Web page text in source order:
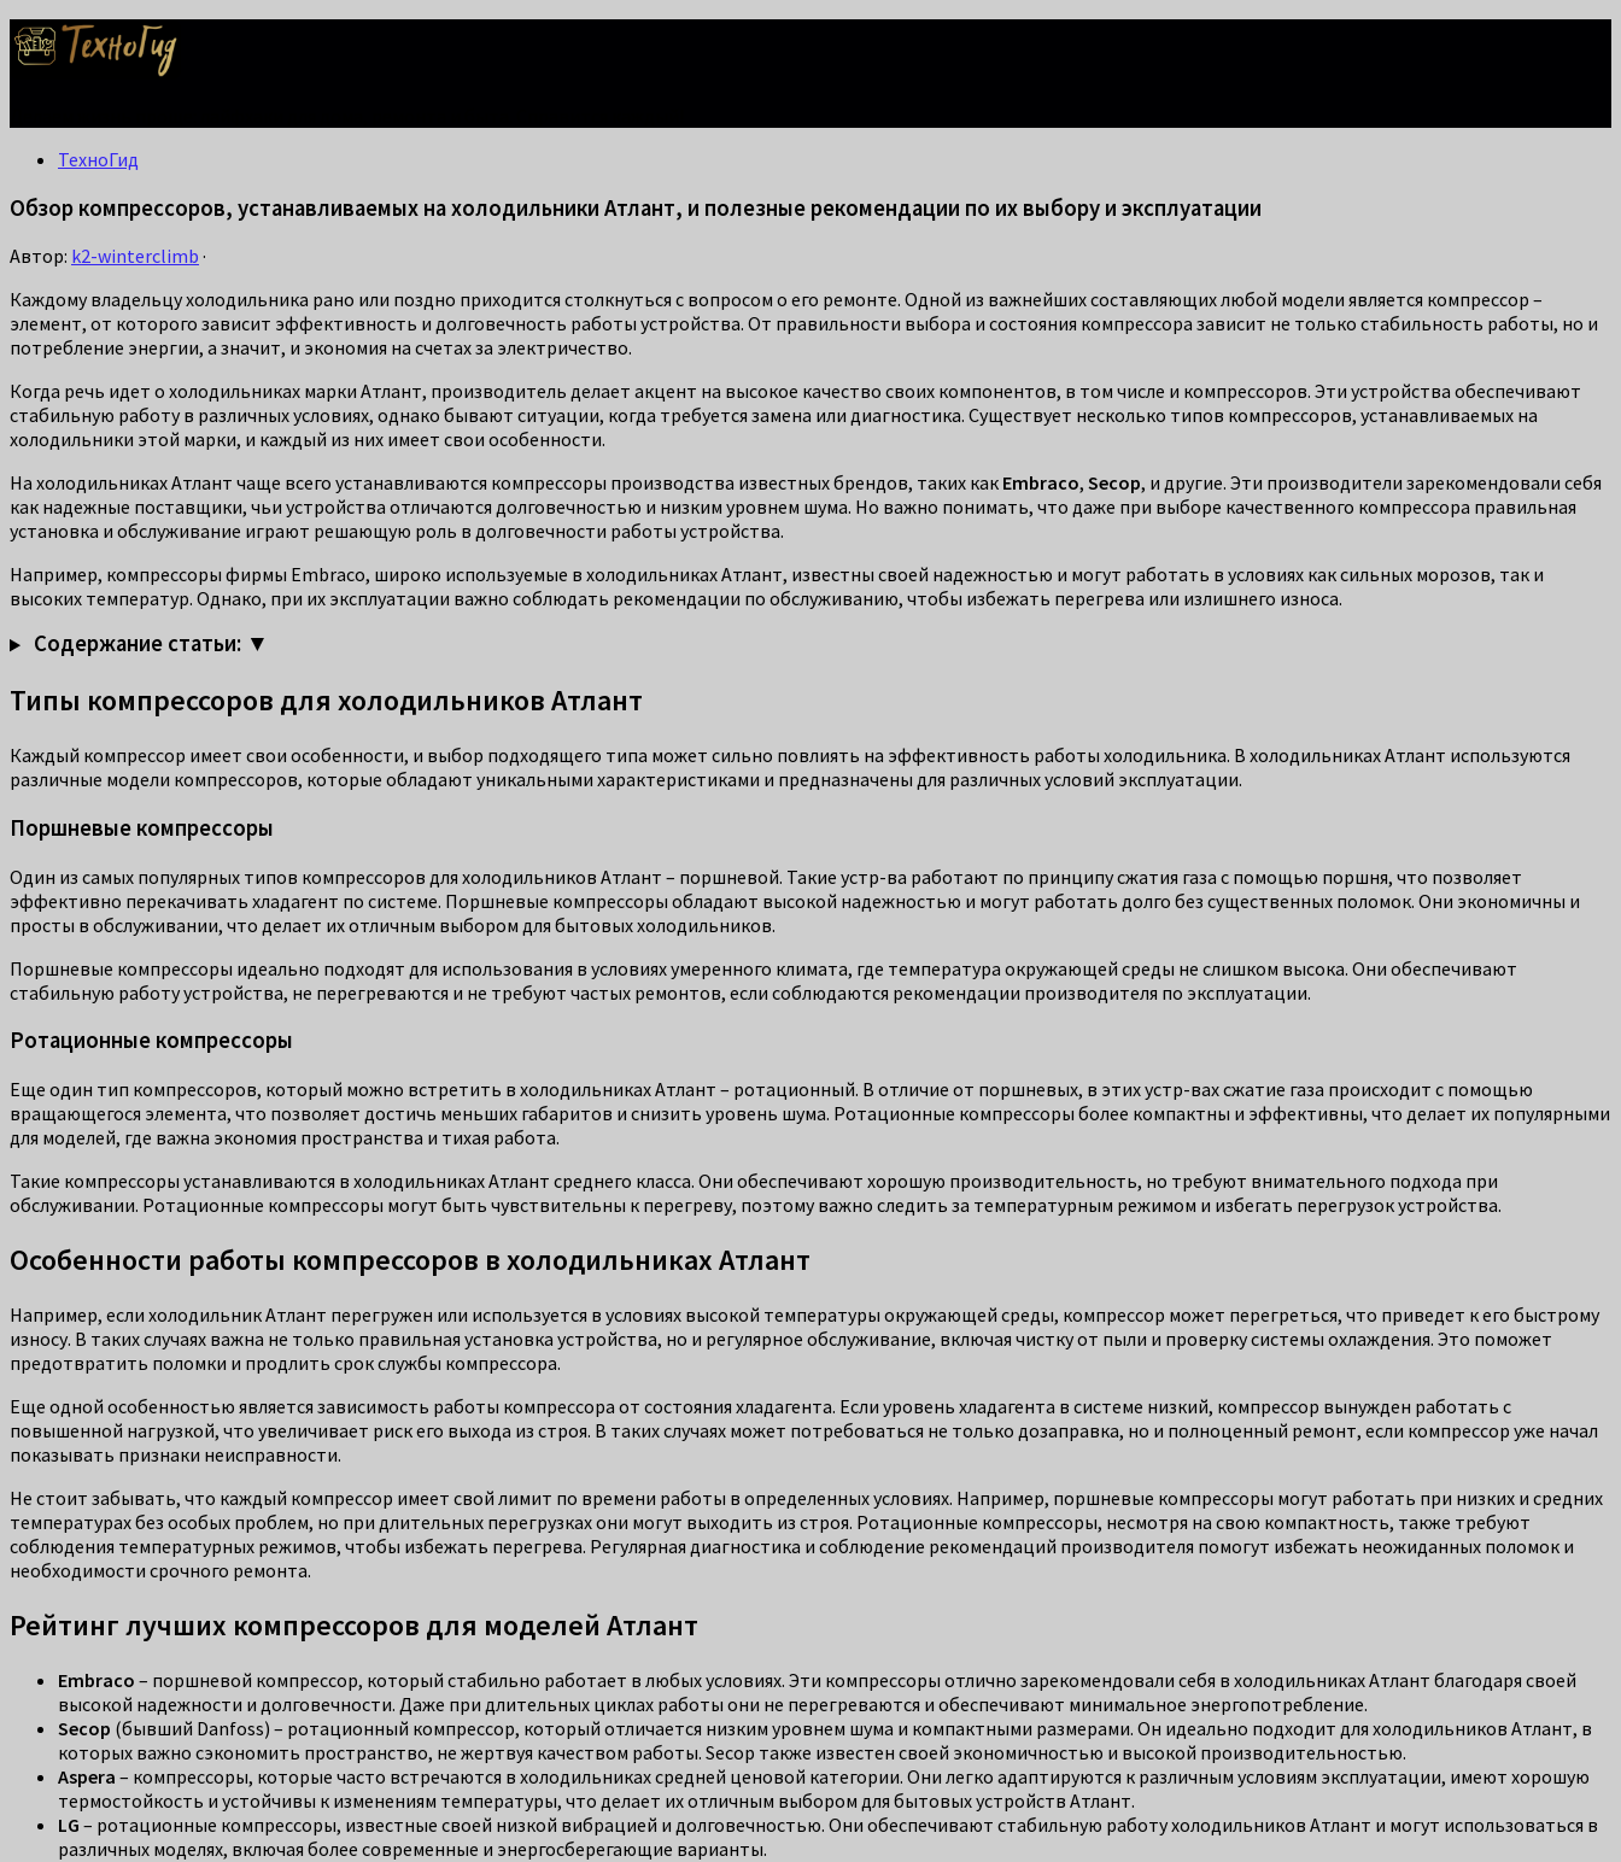
ТехноГид
Обзор компрессоров, устанавливаемых на холодильники Атлант, и полезные рекомендации по их выбору и эксплуатации
Автор: k2-winterclimb ·
Каждому владельцу холодильника рано или поздно приходится столкнуться с вопросом о его ремонте. Одной из важнейших составляющих любой модели является компрессор –
элемент, от которого зависит эффективность и долговечность работы устройства. От правильности выбора и состояния компрессора зависит не только стабильность работы, но и
потребление энергии, а значит, и экономия на счетах за электричество.
Когда речь идет о холодильниках марки Атлант, производитель делает акцент на высокое качество своих компонентов, в том числе и компрессоров. Эти устройства обеспечивают
стабильную работу в различных условиях, однако бывают ситуации, когда требуется замена или диагностика. Существует несколько типов компрессоров, устанавливаемых на
холодильники этой марки, и каждый из них имеет свои особенности.
На холодильниках Атлант чаще всего устанавливаются компрессоры производства известных брендов, таких как Embraco, Secop, и другие. Эти производители зарекомендовали себя
как надежные поставщики, чьи устройства отличаются долговечностью и низким уровнем шума. Но важно понимать, что даже при выборе качественного компрессора правильная
установка и обслуживание играют решающую роль в долговечности работы устройства.
Например, компрессоры фирмы Embraco, широко используемые в холодильниках Атлант, известны своей надежностью и могут работать в условиях как сильных морозов, так и
высоких температур. Однако, при их эксплуатации важно соблюдать рекомендации по обслуживанию, чтобы избежать перегрева или излишнего износа.
Содержание статьи: ▼
Типы компрессоров для холодильников Атлант
Каждый компрессор имеет свои особенности, и выбор подходящего типа может сильно повлиять на эффективность работы холодильника. В холодильниках Атлант используются
различные модели компрессоров, которые обладают уникальными характеристиками и предназначены для различных условий эксплуатации.
Поршневые компрессоры
Один из самых популярных типов компрессоров для холодильников Атлант – поршневой. Такие устр-ва работают по принципу сжатия газа с помощью поршня, что позволяет
эффективно перекачивать хладагент по системе. Поршневые компрессоры обладают высокой надежностью и могут работать долго без существенных поломок. Они экономичны и
просты в обслуживании, что делает их отличным выбором для бытовых холодильников.
Поршневые компрессоры идеально подходят для использования в условиях умеренного климата, где температура окружающей среды не слишком высока. Они обеспечивают
стабильную работу устройства, не перегреваются и не требуют частых ремонтов, если соблюдаются рекомендации производителя по эксплуатации.
Ротационные компрессоры
Еще один тип компрессоров, который можно встретить в холодильниках Атлант – ротационный. В отличие от поршневых, в этих устр-вах сжатие газа происходит с помощью
вращающегося элемента, что позволяет достичь меньших габаритов и снизить уровень шума. Ротационные компрессоры более компактны и эффективны, что делает их популярными
для моделей, где важна экономия пространства и тихая работа.
Такие компрессоры устанавливаются в холодильниках Атлант среднего класса. Они обеспечивают хорошую производительность, но требуют внимательного подхода при
обслуживании. Ротационные компрессоры могут быть чувствительны к перегреву, поэтому важно следить за температурным режимом и избегать перегрузок устройства.
Особенности работы компрессоров в холодильниках Атлант
Например, если холодильник Атлант перегружен или используется в условиях высокой температуры окружающей среды, компрессор может перегреться, что приведет к его быстрому
износу. В таких случаях важна не только правильная установка устройства, но и регулярное обслуживание, включая чистку от пыли и проверку системы охлаждения. Это поможет
предотвратить поломки и продлить срок службы компрессора.
Еще одной особенностью является зависимость работы компрессора от состояния хладагента. Если уровень хладагента в системе низкий, компрессор вынужден работать с
повышенной нагрузкой, что увеличивает риск его выхода из строя. В таких случаях может потребоваться не только дозаправка, но и полноценный ремонт, если компрессор уже начал
показывать признаки неисправности.
Не стоит забывать, что каждый компрессор имеет свой лимит по времени работы в определенных условиях. Например, поршневые компрессоры могут работать при низких и средних
температурах без особых проблем, но при длительных перегрузках они могут выходить из строя. Ротационные компрессоры, несмотря на свою компактность, также требуют
соблюдения температурных режимов, чтобы избежать перегрева. Регулярная диагностика и соблюдение рекомендаций производителя помогут избежать неожиданных поломок и
необходимости срочного ремонта.
Рейтинг лучших компрессоров для моделей Атлант
Embraco – поршневой компрессор, который стабильно работает в любых условиях. Эти компрессоры отлично зарекомендовали себя в холодильниках Атлант благодаря своей
высокой надежности и долговечности. Даже при длительных циклах работы они не перегреваются и обеспечивают минимальное энергопотребление.
Secop (бывший Danfoss) – ротационный компрессор, который отличается низким уровнем шума и компактными размерами. Он идеально подходит для холодильников Атлант, в
которых важно сэкономить пространство, не жертвуя качеством работы. Secop также известен своей экономичностью и высокой производительностью.
Aspera – компрессоры, которые часто встречаются в холодильниках средней ценовой категории. Они легко адаптируются к различным условиям эксплуатации, имеют хорошую
термостойкость и устойчивы к изменениям температуры, что делает их отличным выбором для бытовых устройств Атлант.
LG – ротационные компрессоры, известные своей низкой вибрацией и долговечностью. Они обеспечивают стабильную работу холодильников Атлант и могут использоваться в
различных моделях, включая более современные и энергосберегающие варианты.